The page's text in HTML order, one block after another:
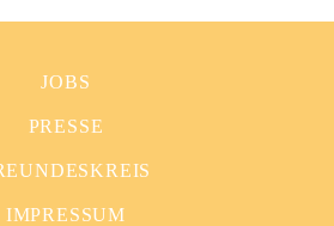
JOBS
PRESSE
IMPRESSUM